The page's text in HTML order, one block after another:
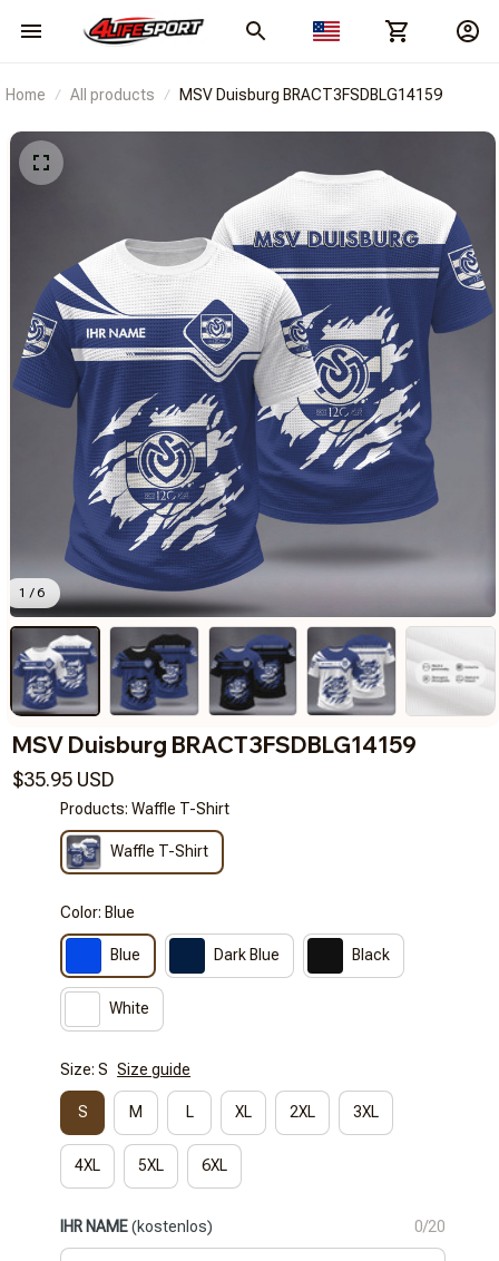
Home All products MSV Duisburg BRACT3FSDBLG14159
1 / 6
MSV Duisburg BRACT3FSDBLG14159
$35.95 USD
Products: Waffle T-Shirt
Waffle T-Shirt
Color: Blue
Blue Dark Blue Black
White
Size: S Size guide
S M L XL 2XL 3XL
4XL 5XL 6XL
IHR NAME(kostenlos) 0/20